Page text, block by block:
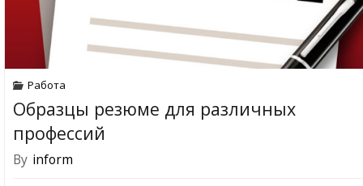
Работа
Образцы резюме для различных
профессий
By inform